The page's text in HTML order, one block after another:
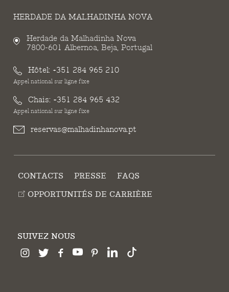
HERDADE DA MALHADINHA NOVA
Herdade da Malhadinha Nova
7800-601 Albernoa, Beja, Portugal
Hôtel: +351 284 965 210
Appel national sur ligne fixe
Chais: +351 284 965 432
Appel national sur ligne fixe
reservas@malhadinhanova.pt
CONTACTS PRESSE
FAQS
OPPORTUNITÉS DE CARRIÈRE
SUIVEZ NOUS